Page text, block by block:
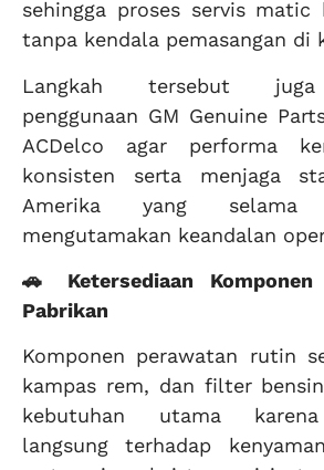
sehingga proses servis matic
tanpa kendala pemasangan di
Langkah tersebut juga
penggunaan GM Genuine
ACDelco agar performa
konsisten serta menjaga
Amerika yang
mengutamakan keandalan
🚗 Ketersediaan
Pabrikan
Komponen perawatan rutin
kampas rem, dan filter
kebutuhan utama karena
langsung terhadap